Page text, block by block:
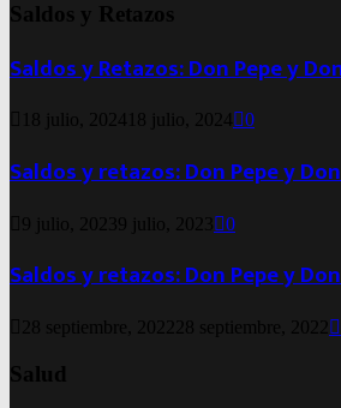
Saldos y Retazos
Saldos y Retazos: Don Pepe y
18 julio, 2024 18 julio, 2024 0
Saldos y retazos: Don Pepe y
9 julio, 20239 julio, 2023 0
Saldos y retazos: Don Pepe y
28 septiembre, 2022 28 septiembre, 2022
Salud